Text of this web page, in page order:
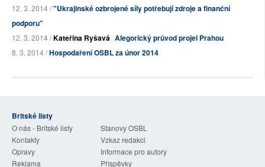
12. 3. 2014 /"Ukrajinské ozbrojené síly potřebují zdroje a finanční
podporu"
12. 3. 2014 /Kateřina Ryšavá Alegorický průvod projel Prahou
8. 3. 2014 /Hospodaření OSBL za únor 2014
Britské listy
O nás - Britské listy
Stanovy OSBL
Kontakty
Vzkaz redakci
Opravy
Informace pro autory
Reklama
Příspěvky